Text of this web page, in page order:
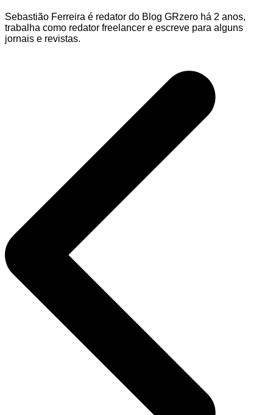
Sebastião Ferreira é redator do Blog GRzero há 2 anos,
trabalha como redator freelancer e escreve para alguns
jornais e revistas.